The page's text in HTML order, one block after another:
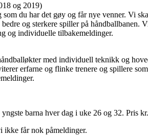
og 2019)
du har det gøy og får nye venner. Vi
og sterkere spiller på håndballbanen.
og individuelle tilbakemeldinger.
med individuell teknikk og
erfarne og flinke trenere og spillere
barna hver dag i uke 26 og 32. Pris
ikke får nok påmeldinger.